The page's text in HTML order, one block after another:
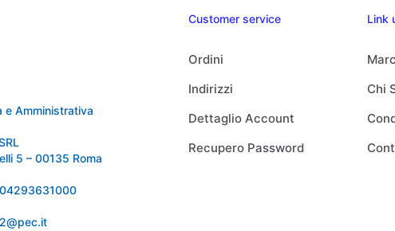
e Amministrativa
5 – 00135 Roma
Customer service
Ordini
Indirizzi
Dettaglio Account
Recupero Password
Link
Chi